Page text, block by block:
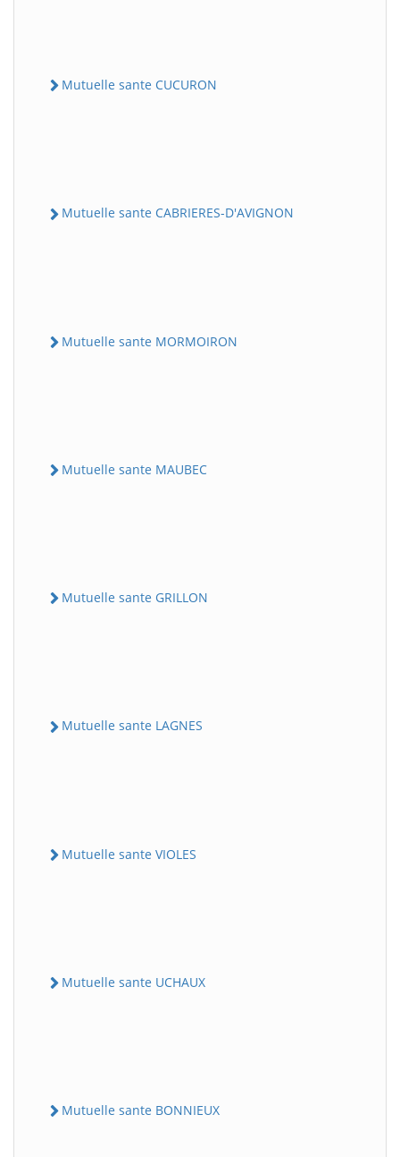
Mutuelle sante CUCURON
Mutuelle sante CABRIERES-D'AVIGNON
Mutuelle sante MORMOIRON
Mutuelle sante MAUBEC
Mutuelle sante GRILLON
Mutuelle sante LAGNES
Mutuelle sante VIOLES
Mutuelle sante UCHAUX
Mutuelle sante BONNIEUX